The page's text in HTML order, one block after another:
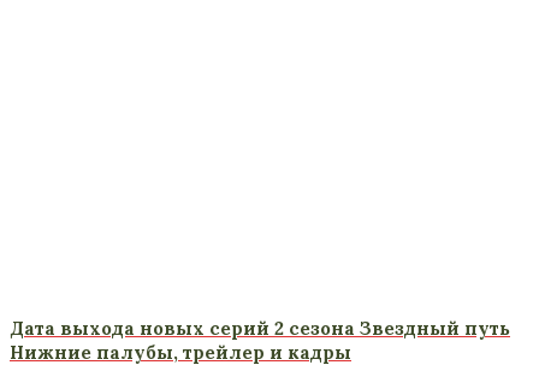
Дата выхода новых серий 2 сезона Звездный путь
Нижние палубы, трейлер и кадры